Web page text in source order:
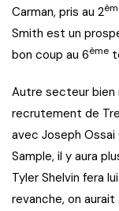
Carman, pris au 2
Smith est un
bon coup au 6ème
Autre secteur bien
recrutement de
avec Joseph Ossai
Sample, il y aura
Tyler Shelvin fera
revanche, on aurait